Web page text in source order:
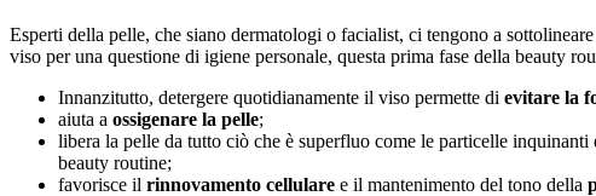
Esperti della pelle, che siano dermatologi o facialist, ci tengono a
viso per una questione di igiene personale, questa prima fase della beauty
Innanzitutto, detergere quotidianamente il viso permette di evitare la
aiuta a ossigenare la pelle;
libera la pelle da tutto ciò che è superfluo come le particelle
beauty routine;
favorisce il rinnovamento cellulare e il mantenimento del tono della